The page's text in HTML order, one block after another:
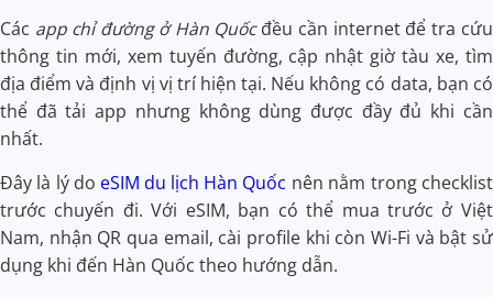
Các app chỉ đường ở Hàn Quốcđều cần internet để tra cứu
thông tin mới, xem tuyến đường, cập nhật giờ tàu xe, tìm
địa điểm và định vị vị trí hiện tại. Nếu không có data, bạn có
thể đã tải app nhưng không dùng được đầy đủ khi cần
nhất.
Đây là lý do eSIM du lịch Hàn Quốc nên nằm trong checklist
trước chuyến đi. Với eSIM, bạn có thể mua trước ở Việt
Nam, nhận QR qua email, cài profile khi còn Wi-Fi và bật sử
dụng khi đến Hàn Quốc theo hướng dẫn.